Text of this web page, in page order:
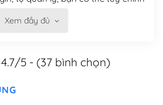
WordPress
Xem đầy đủ
4.7/5 - (37 bình chọn)